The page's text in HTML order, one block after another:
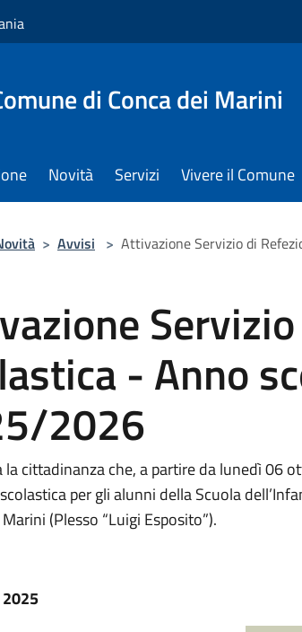
di Conca dei Marini
Novità Servizi Vivere il Comune
> Avvisi > Attivazione Servizio di
- Anno
2026
la cittadinanza che, a partire da lunedì 06
per gli alunni della Scuola
(Plesso “Luigi Esposito”).